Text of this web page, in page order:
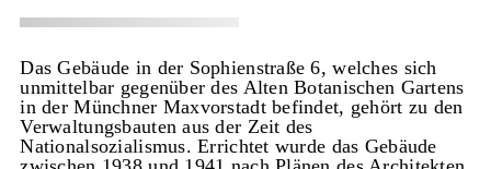
Das Gebäude in der Sophienstraße 6, welches sich
unmittelbar gegenüber des Alten Botanischen Gartens
in der Münchner Maxvorstadt befindet, gehört zu den
Verwaltungsbauten aus der Zeit des
Nationalsozialismus. Errichtet wurde das Gebäude